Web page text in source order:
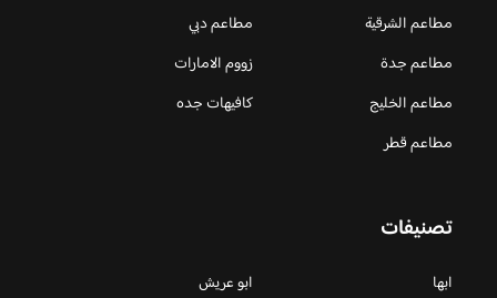
مطاعم الشرقية
مطاعم دبي
مطاعم جدة
زووم الامارات
مطاعم الخليج
كافيهات جده
مطاعم قطر
تصنيفات
ابها
ابو عريش